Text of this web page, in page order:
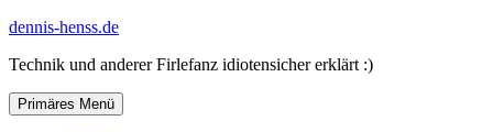
Zum
springen
dennis-henss.de
Technik und anderer Firlefanz idiotensicher erklärt :)
Primäres Menü